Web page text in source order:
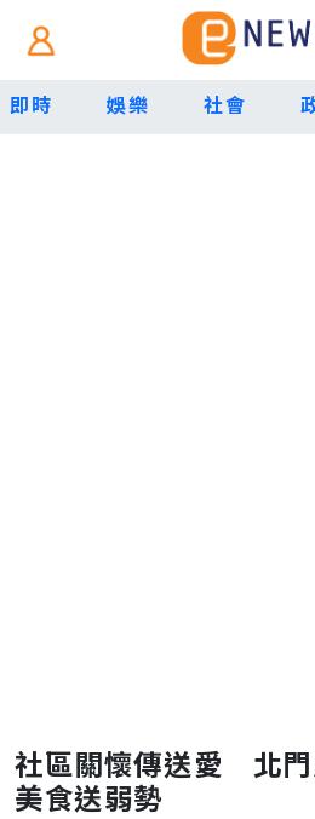
即時 娛樂 社會
社區關懷傳送愛 北
美食送弱勢